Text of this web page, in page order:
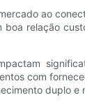
ao
relação
com
duplo e